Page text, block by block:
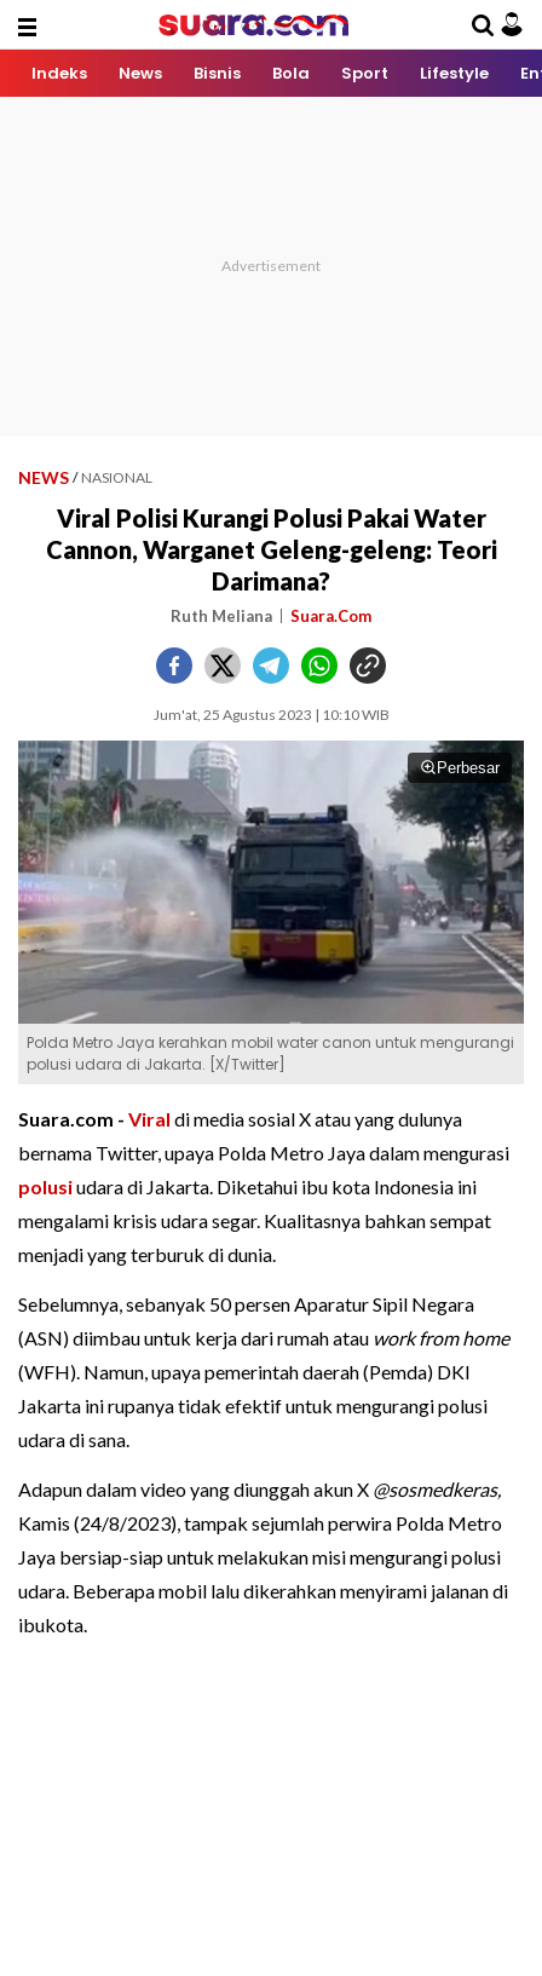
Indeks News Bisnis Bola Sport Lifestyle
NEWS / NASIONAL
Viral Polisi Kurangi Polusi Pakai Water
Cannon, Warganet Geleng-geleng: Teori
Darimana?
Ruth Meliana Suara.Com
Jum'at, 25 Agustus 2023 | 10:10 WIB
Perbesar
Polda Metro Jaya kerahkan mobil water canon untuk mengurangi
polusi udara di Jakarta. [X/Twitter]
Suara.com - Viral di media sosial X atau yang dulunya
bernama Twitter, upaya Polda Metro Jaya dalam mengurasi
polusiudara di Jakarta. Diketahui ibu kota Indonesia ini
mengalami krisis udara segar. Kualitasnya bahkan sempat
menjadi yang terburuk di dunia.
Sebelumnya, sebanyak 50 persen Aparatur Sipil Negara
(ASN) diimbau untuk kerja dari rumah atau work from home
(WFH). Namun, upaya pemerintah daerah (Pemda) DKI
Jakarta ini rupanya tidak efektif untuk mengurangi polusi
udara di sana.
Adapun dalam video yang diunggah akun X @sosmedkeras,
Kamis (24/8/2023), tampak sejumlah perwira Polda Metro
Jaya bersiap-siap untuk melakukan misi mengurangi polusi
udara. Beberapa mobil lalu dikerahkan menyirami jalanan di
ibukota.